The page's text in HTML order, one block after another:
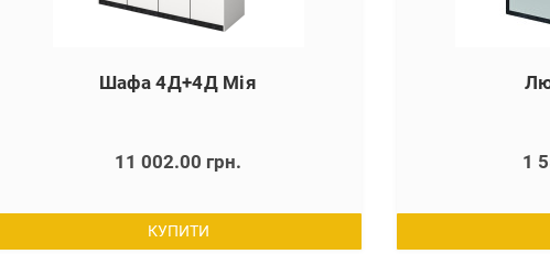
Шафа 4Д+4Д Мія
11 002.00 грн.
КУПИТИ
1